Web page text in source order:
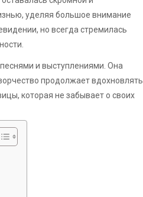
уделяя большое внимание
но всегда стремилась
и выступлениями. Она
продолжает вдохновлять
которая не забывает о своих